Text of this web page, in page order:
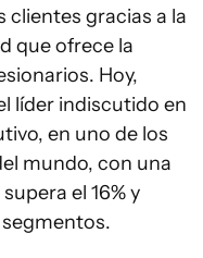
clientes gracias a la
que ofrece la
Hoy,
líder indiscutido en
en uno de los
mundo, con una
el 16% y